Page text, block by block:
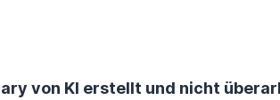
von KI erstellt und nicht